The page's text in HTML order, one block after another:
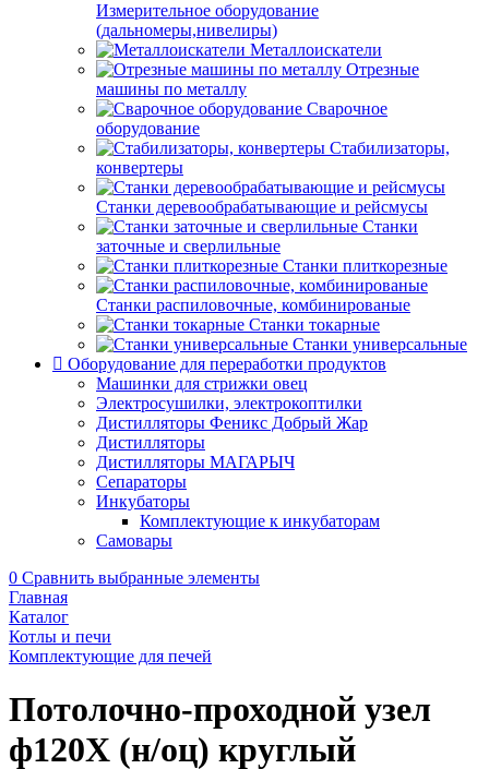
Измерительное оборудование
(дальномеры,нивелиры)
Металлоискатели
Отрезные
машины по металлу
Сварочное
оборудование
Стабилизаторы,
конвертеры
Станки деревообрабатывающие и рейсмусы
Станки
заточные и сверлильные
Станки плиткорезные
Станки распиловочные, комбинированые
Станки токарные
Станки универсальные
Оборудование для переработки продуктов
Машинки для стрижки овец
Электросушилки, электрокоптилки
Дистилляторы Феникс Добрый Жар
Дистилляторы
Дистилляторы МАГАРЫЧ
Сепараторы
Инкубаторы
Комплектующие к инкубаторам
Самовары
0 Сравнить выбранные элементы
Главная
Каталог
Котлы и печи
Комплектующие для печей
Потолочно-проходной узел
ф120Х (н/оц) круглый